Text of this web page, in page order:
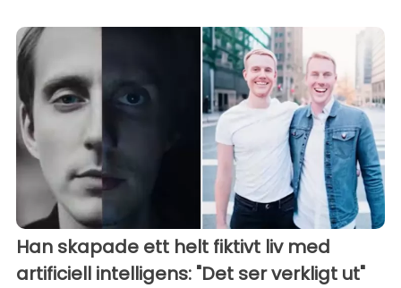
Han skapade ett helt fiktivt liv med
artificiell intelligens: "Det ser verkligt ut"